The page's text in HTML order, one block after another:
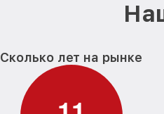
Сколько лет на рынке